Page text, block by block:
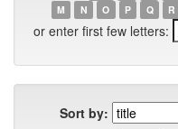
M
N O P Q R
or enter first few letters:
Sort by: